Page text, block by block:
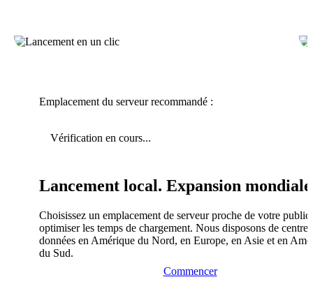
Emplacement du serveur recommandé :
Vérification en cours...
Lancement local. Expansion
Choisissez un emplacement de serveur proche de votre
optimiser les temps de chargement. Nous disposons de
données en Amérique du Nord, en Europe, en Asie et en
du Sud.
Commencer